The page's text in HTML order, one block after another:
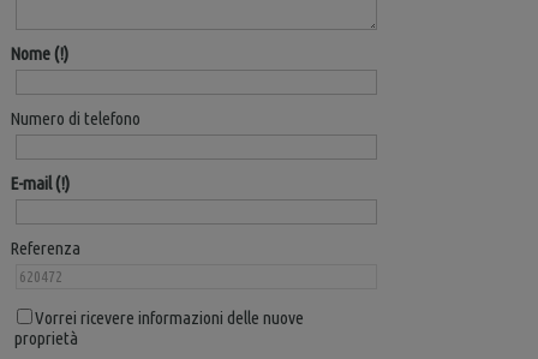
Nome
Numero di telefono
E-mail
Referenza
Vorrei ricevere informazioni delle nuove
proprietà